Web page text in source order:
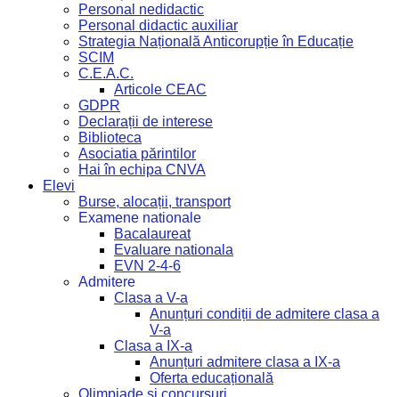
Personal nedidactic
Personal didactic auxiliar
Strategia Națională Anticorupție în Educație
SCIM
C.E.A.C.
Articole CEAC
GDPR
Declarații de interese
Biblioteca
Asociatia părintilor
Hai în echipa CNVA
Elevi
Burse, alocații, transport
Examene nationale
Bacalaureat
Evaluare nationala
EVN 2-4-6
Admitere
Clasa a V-a
Anunțuri condiții de admitere clasa a
V-a
Clasa a IX-a
Anunțuri admitere clasa a IX-a
Oferta educațională
Olimpiade si concursuri